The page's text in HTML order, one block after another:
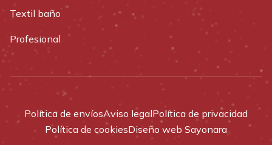
Textil baño
Profesional
Política de envíosAviso legalPolítica de privacidad
Política de cookiesDiseño web Sayonara